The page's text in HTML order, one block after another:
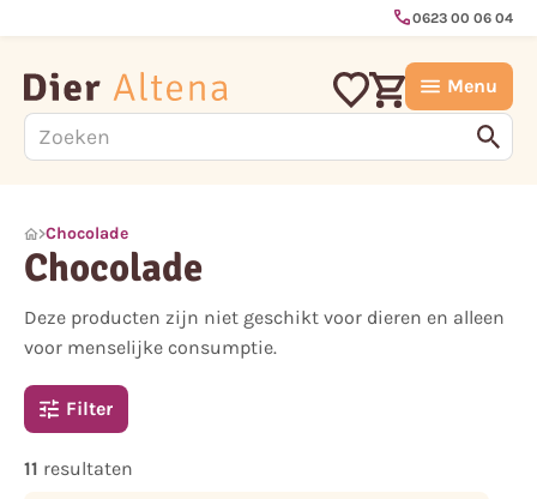
call0623 00 06 04
Menu
Chocolade
Chocolade
Deze producten zijn niet geschikt voor dieren en alleen
voor menselijke consumptie.
Filter
11 resultaten